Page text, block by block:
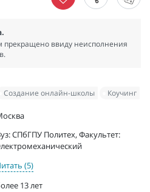
прекращено ввиду неисполнения
Создание онлайн-школы Коучинг
СПбГПУ Политех, Факультет:
(5)
13 лет